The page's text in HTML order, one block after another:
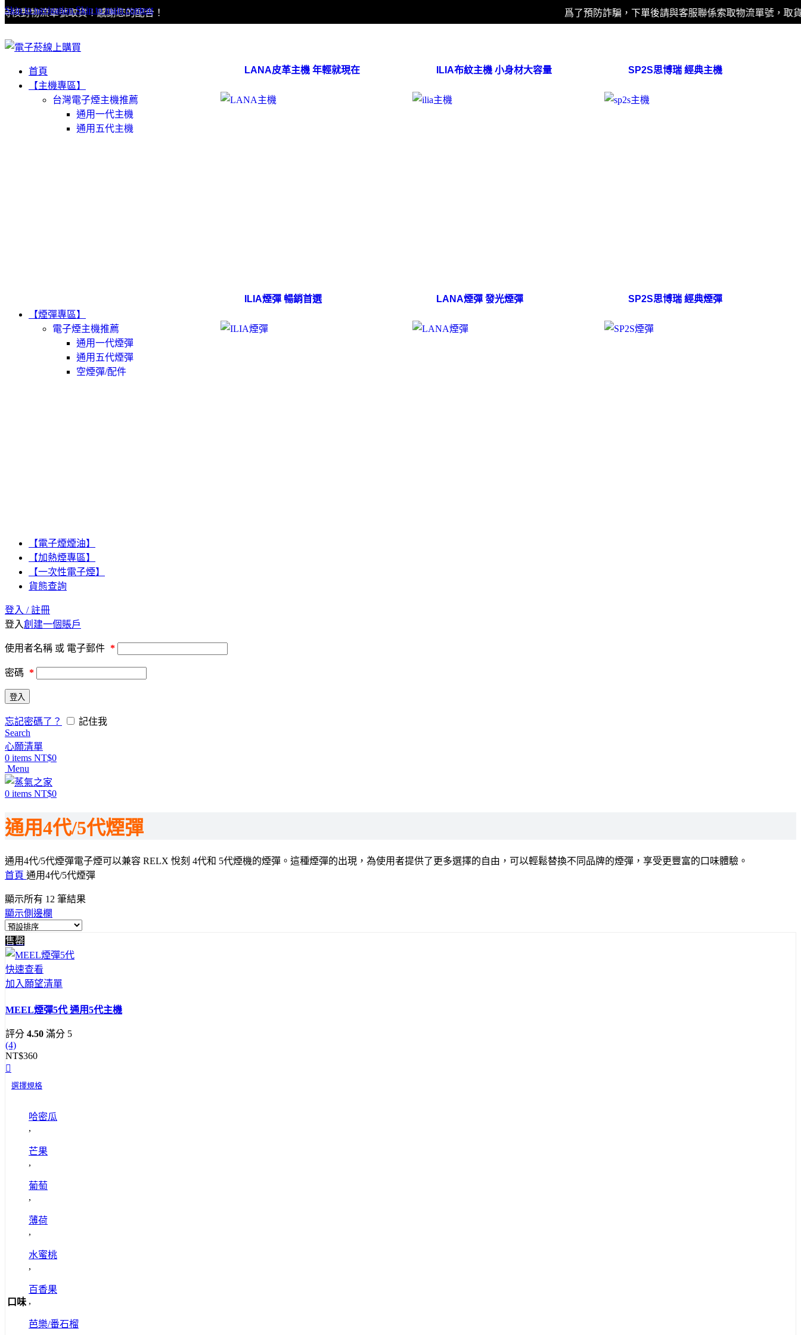
Skip to navigationSkip to main content
首頁
【主機專區】
台灣電子煙主機推薦
通用一代主機
通用五代主機
LANA皮革主機 年輕就現在 ILIA布紋主機 小身材大容量 SP2S思博瑞 經典主機
【煙彈專區】
電子煙主機推薦
通用一代煙彈
通用五代煙彈
空煙彈/配件
ILIA煙彈 暢銷首選 LANA煙彈 發光煙彈 SP2S思博瑞 經典煙彈
【電子煙煙油】
【加熱煙專區】
【一次性電子煙】
貨態查詢
登入 / 註冊
登入創建一個賬戶
使用者名稱 或 電子郵件 *
密碼 *
登入
忘記密碼了？
記住我
Search
心願清單
0 items NT$0
Menu
0 items NT$0
通用4代/5代煙彈
通用4代/5代煙彈電子煙可以兼容 RELX 悅刻 4代和 5代煙機的煙彈。這種煙彈的出現，為使用者提供了更多選擇的自由，可以輕鬆替換不同品牌的煙彈，享受更豐富的口味體驗。
首頁 通用4代/5代煙彈
顯示所有 12 筆結果
顯示側邊欄
售罄
快速查看
加入願望清單
MEEL煙彈5代 通用5代主機
評分 4.50 滿分 5
(4)
NT$360
選擇規格
口味
哈密瓜
,
芒果
,
葡萄
,
薄荷
,
水蜜桃
,
百香果
,
芭樂/番石榴
物流單號取貨！感謝您的配合！ 爲了預防詐騙，下單後請與客服聯係索取物流單號，取貨時